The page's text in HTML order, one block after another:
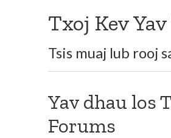
Txoj Kev
Tsis muaj lub rooj
Yav dhau los
Forums